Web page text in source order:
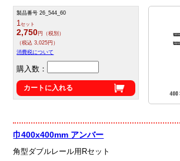
製品番号 26_544_60
1セット
2,750円（税別）
（税込 3,025円）
消費税について
購入数：
カートに入れる
巾400x400mm アンバー
角型ダブルレール用Rセット